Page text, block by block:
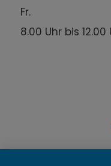
Fr.
8.00 Uhr bis 12.00